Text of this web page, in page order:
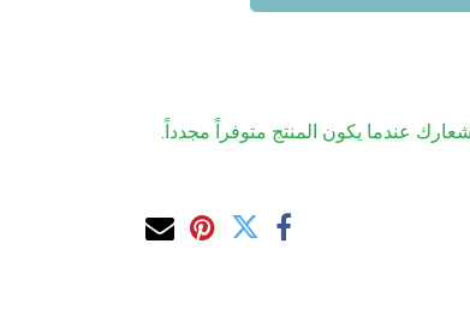
عندما يكون المنتج متوفراً مجدداً.